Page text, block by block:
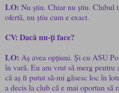
LO: Nu știu. Chiar nu știu. Clubul
ofertă, nu știu cum e exact.
CV: Dacă nu-ți face?
LO: Aș avea opțiuni. Și cu ASU
în vară. Eu am vrut să merg
că aș fi putut să-mi găsesc loc în
a decis la club că e mai oportun să